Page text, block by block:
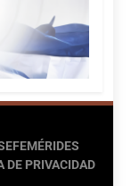
EFEMÉRIDES
DE PRIVACIDAD